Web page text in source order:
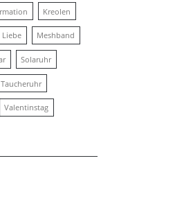
Kreolen
Liebe Meshband
Solaruhr
Taucheruhr
Valentinstag